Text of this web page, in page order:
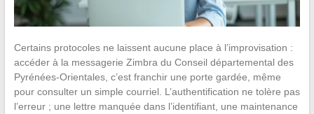
Certains protocoles ne laissent aucune place à l’improvisation :
accéder à la messagerie Zimbra du Conseil départemental des
Pyrénées-Orientales, c’est franchir une porte gardée, même
pour consulter un simple courriel. L’authentification ne tolère pas
l’erreur ; une lettre manquée dans l’identifiant, une maintenance